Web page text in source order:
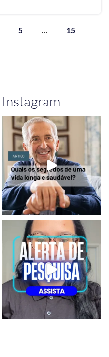
5 … 15
Instagram